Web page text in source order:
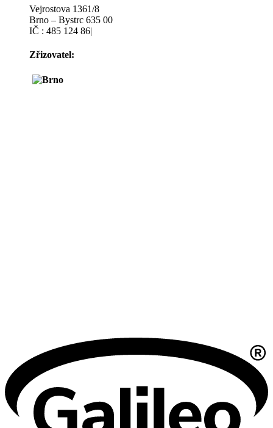
Vejrostova 1361/8
Brno – Bystrc 635 00
IČ : 485 124 86|
Zřizovatel: